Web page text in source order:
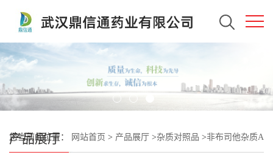
产品展厅
您当前的位置： 网站首页 > 产品展厅 >杂质对照品 >非布司他杂质A